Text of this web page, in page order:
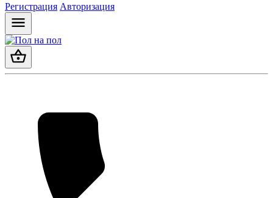
Регистрация Авторизация